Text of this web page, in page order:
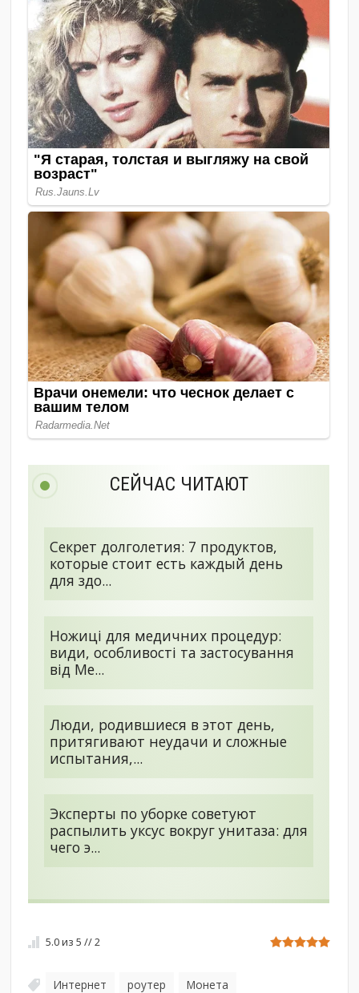
СЕЙЧАС ЧИТАЮТ
Секрет долголетия: 7 продуктов,
которые стоит есть каждый день
для здо...
Ножиці для медичних процедур:
види, особливості та застосування
від Me...
Люди, родившиеся в этот день,
притягивают неудачи и сложные
испытания,...
Эксперты по уборке советуют
распылить уксус вокруг унитаза: для
чего э...
5.0из5 //2
Интернет роутер Монета